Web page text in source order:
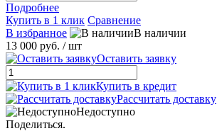
Подробнее
Купить в 1 клик Сравнение
В избранное
В наличии
13 000 руб. / шт
Оставить заявку
Купить в кредит
Рассчитать доставку
Недоступно
Поделиться.